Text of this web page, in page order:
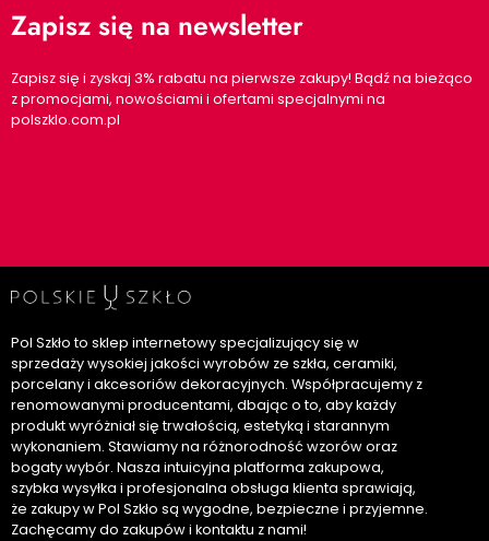
Zapisz się na newsletter
Zapisz się i zyskaj 3% rabatu na pierwsze zakupy! Bądź na bieżąco
z promocjami, nowościami i ofertami specjalnymi na
polszklo.com.pl
Pol Szkło to sklep internetowy specjalizujący się w
sprzedaży wysokiej jakości wyrobów ze szkła, ceramiki,
porcelany i akcesoriów dekoracyjnych. Współpracujemy z
renomowanymi producentami, dbając o to, aby każdy
produkt wyróżniał się trwałością, estetyką i starannym
wykonaniem. Stawiamy na różnorodność wzorów oraz
bogaty wybór. Nasza intuicyjna platforma zakupowa,
szybka wysyłka i profesjonalna obsługa klienta sprawiają,
że zakupy w Pol Szkło są wygodne, bezpieczne i przyjemne.
Zachęcamy do zakupów i kontaktu z nami!